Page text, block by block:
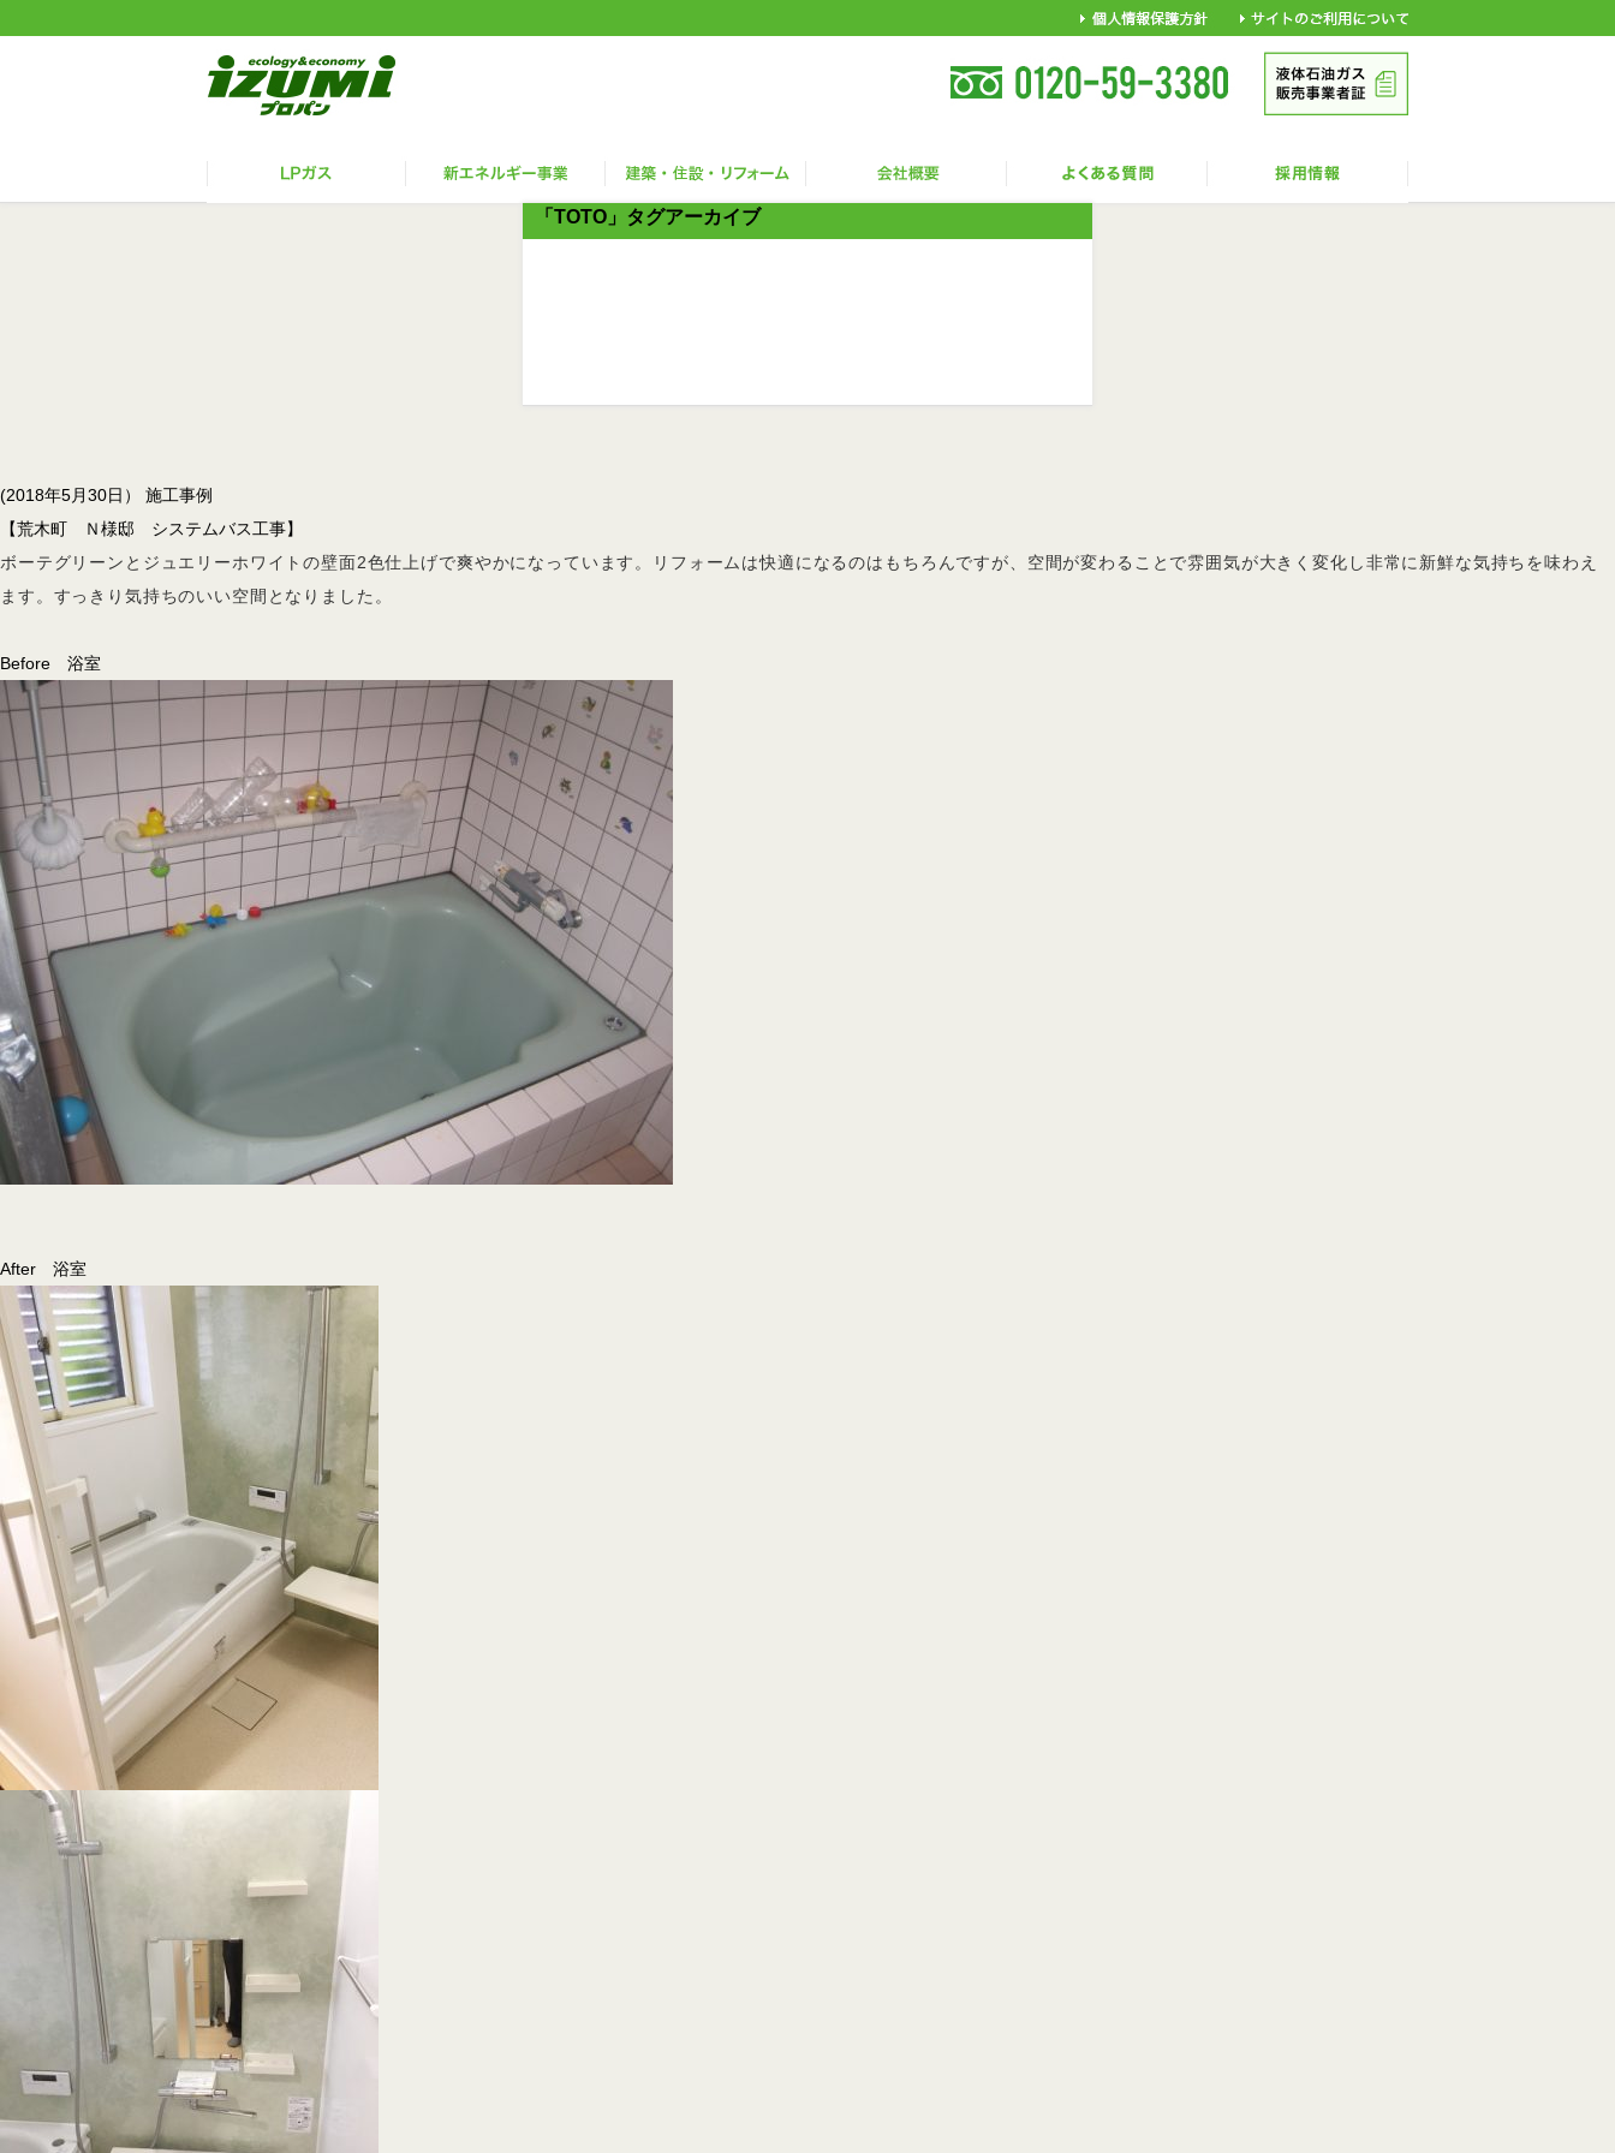
「TOTO」タグアーカイブ
(2018年5月30日） 施工事例
【荒木町 Ｎ様邸 システムバス工事】
ボーテグリーンとジュエリーホワイトの壁面2色仕上げで爽やかになっています。リフォームは快適になるのはもちろんですが、空間が変わることで雰囲気が大きく変化し非常に新鮮な気持ちを味わえ
ます。すっきり気持ちのいい空間となりました。
Before 浴室
After 浴室